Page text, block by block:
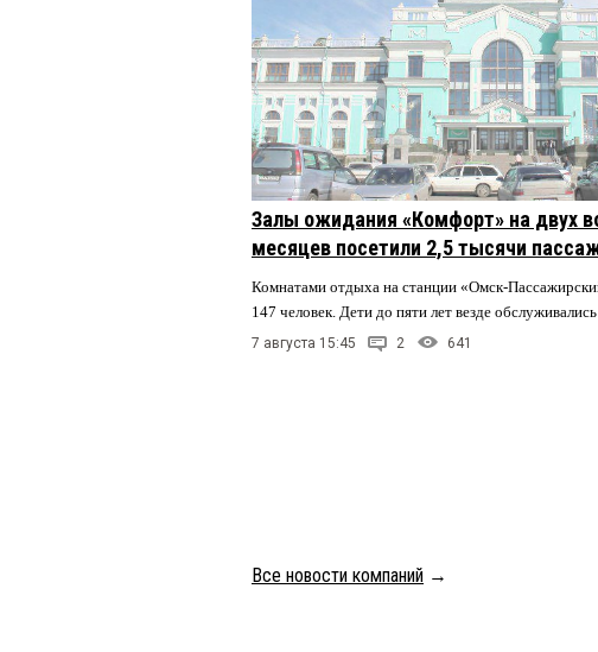
Залы ожидания «Комфорт» на двух
месяцев посетили 2,5 тысячи
Комнатами отдыха на станции «Омск-
147 человек. Дети до пяти лет везде обслуживались
7 августа 15:45 2 641
Все новости компаний →